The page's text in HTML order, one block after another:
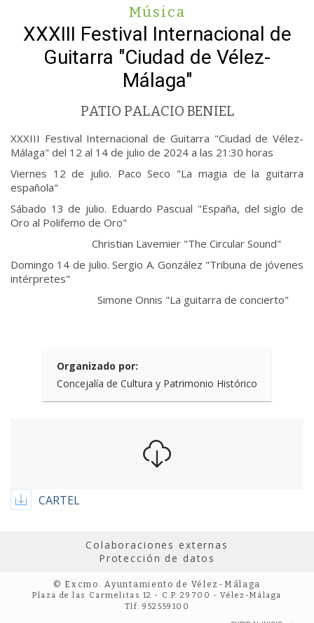
Música
XXXIII Festival Internacional de
Guitarra "Ciudad de Vélez-
Málaga"
PATIO PALACIO BENIEL
XXXIII Festival Internacional de Guitarra "Ciudad de Vélez-
Málaga" del 12 al 14 de julio de 2024 a las 21:30 horas
Viernes 12 de julio. Paco Seco "La magia de la guitarra
española"
Sábado 13 de julio. Eduardo Pascual "España, del siglo de
Oro al Polifemo de Oro"
Christian Lavemier "The Circular Sound"
Domingo 14 de julio. Sergio A. González "Tribuna de jóvenes
intérpretes"
Simone Onnis "La guitarra de concierto"
Organizado por:
Concejalía de Cultura y Patrimonio Histórico
CARTEL
Colaboraciones externas
Protección de datos
© Excmo. Ayuntamiento de Vélez-Málaga
Plaza de las Carmelitas 12 - C.P. 29700 - Vélez-Málaga
Tlf: 952559100